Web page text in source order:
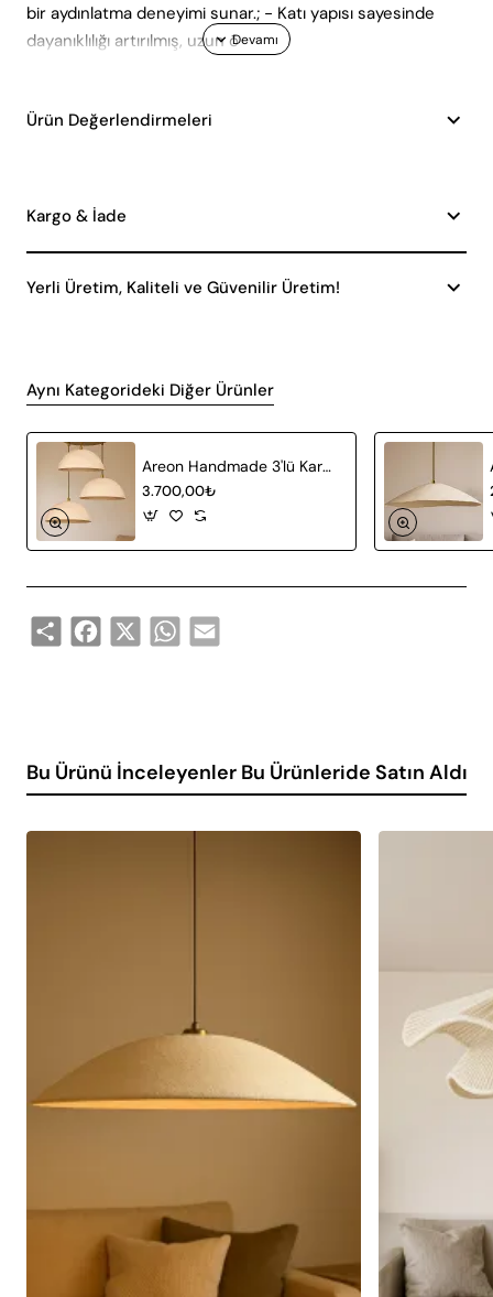
bir aydınlatma deneyimi sunar.; - Katı yapısı sayesinde
dayanıklılığı artırılmış, uzun ö
Ürün Değerlendirmeleri
Kargo & İade
Yerli Üretim, Kaliteli ve Güvenilir Üretim!
Aynı Kategorideki Diğer Ürünler
Areon Handmade 3'lü Karbon Beton Avize
3.700,00₺
Share Facebook
X WhatsApp
Email
Bu Ürünü İnceleyenler Bu Ürünleride Satın Aldı